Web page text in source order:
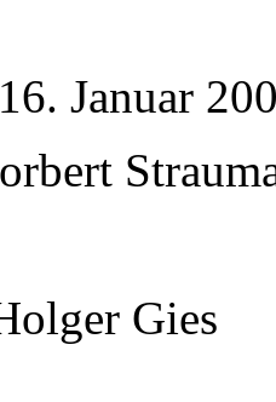
Januar
Gies